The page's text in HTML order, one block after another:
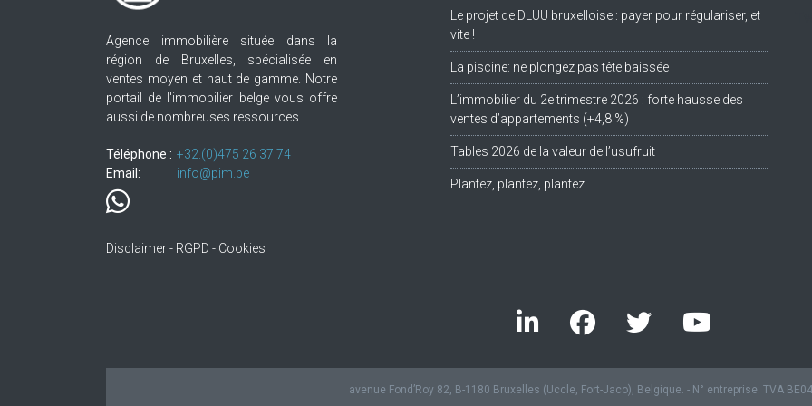
Agence immobilière située dans la
région de Bruxelles, spécialisée en
ventes moyen et haut de gamme. Notre
portail de l'immobilier belge vous offre
aussi de nombreuses ressources.
Téléphone : +32.(0)475 26 37 74
Email:
info@pim.be
Disclaimer - RGPD - Cookies
Le projet de DLUU bruxelloise : payer pour régulariser, et
vite !
La piscine: ne plongez pas tête baissée
L’immobilier du 2e trimestre 2026 : forte hausse des
ventes d’appartements (+4,8 %)
Tables 2026 de la valeur de l’usufruit
Plantez, plantez, plantez…
avenue Fond’Roy 82, B-1180 Bruxelles (Uccle, Fort-Jaco), Belgique. - N° entreprise: TVA